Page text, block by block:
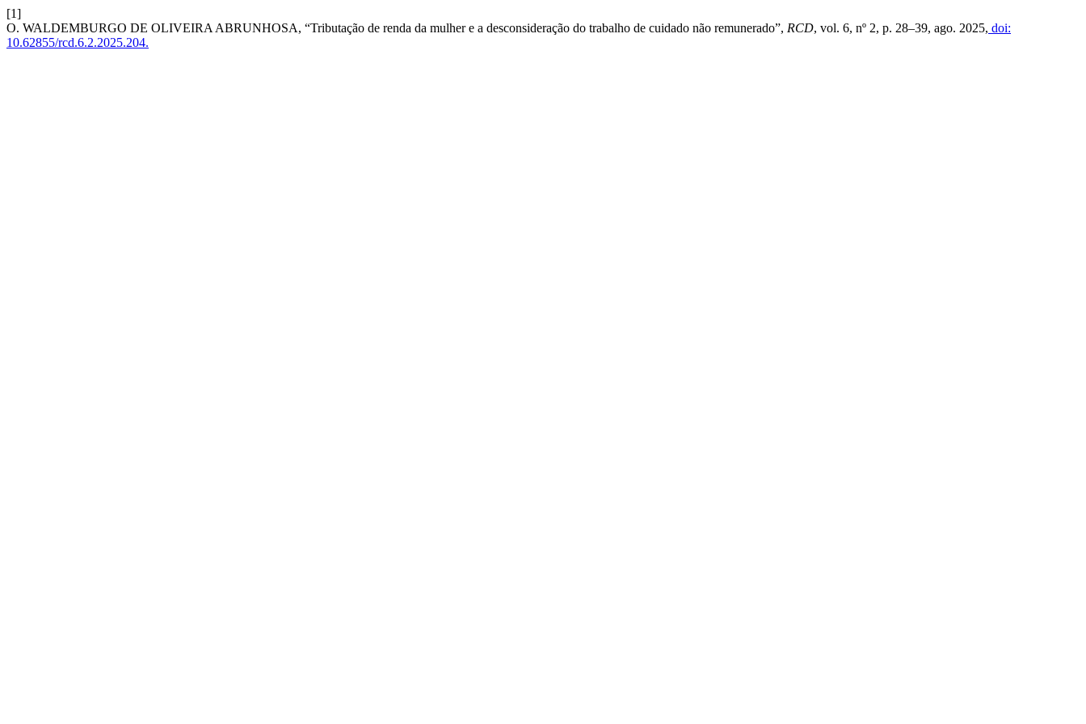
[1]
O. WALDEMBURGO DE OLIVEIRA ABRUNHOSA, “Tributação de renda da mulher e a desconsideração do trabalho de cuidado não remunerado”, RCD, vol. 6, nº 2, p. 28–39, ago. 2025, doi:
10.62855/rcd.6.2.2025.204.